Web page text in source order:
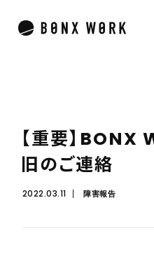
【重要】 BONX
旧のご連絡
2022.03.11 障害報告